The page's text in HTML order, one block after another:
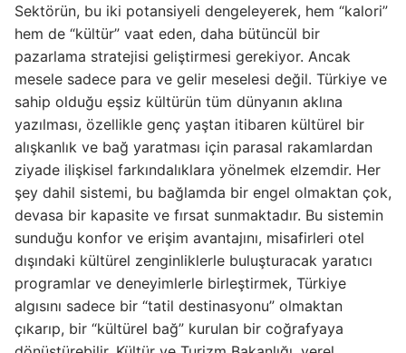
Sektörün, bu iki potansiyeli dengeleyerek, hem “kalori”
hem de “kültür” vaat eden, daha bütüncül bir
pazarlama stratejisi geliştirmesi gerekiyor. Ancak
mesele sadece para ve gelir meselesi değil. Türkiye ve
sahip olduğu eşsiz kültürün tüm dünyanın aklına
yazılması, özellikle genç yaştan itibaren kültürel bir
alışkanlık ve bağ yaratması için parasal rakamlardan
ziyade ilişkisel farkındalıklara yönelmek elzemdir. Her
şey dahil sistemi, bu bağlamda bir engel olmaktan çok,
devasa bir kapasite ve fırsat sunmaktadır. Bu sistemin
sunduğu konfor ve erişim avantajını, misafirleri otel
dışındaki kültürel zenginliklerle buluşturacak yaratıcı
programlar ve deneyimlerle birleştirmek, Türkiye
algısını sadece bir “tatil destinasyonu” olmaktan
çıkarıp, bir “kültürel bağ” kurulan bir coğrafyaya